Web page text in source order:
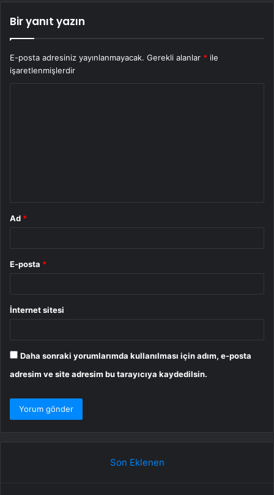
Bir yanıt yazın
E-posta adresiniz yayınlanmayacak. Gerekli alanlar * ile
işaretlenmişlerdir
Ad *
E-posta *
İnternet sitesi
Daha sonraki yorumlarımda kullanılması için adım, e-posta
adresim ve site adresim bu tarayıcıya kaydedilsin.
Son Eklenen